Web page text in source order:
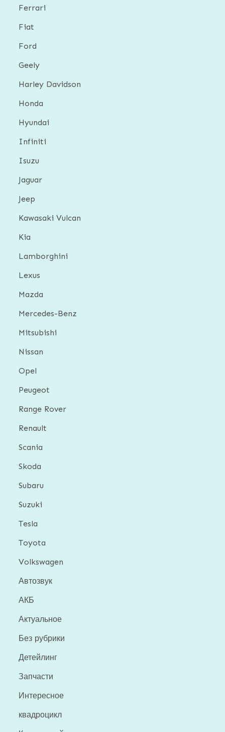
Ferrari
Fiat
Ford
Geely
Harley Davidson
Honda
Hyundai
Infiniti
Isuzu
Jaguar
Jeep
Kawasaki Vulcan
Kia
Lamborghini
Lexus
Mazda
Mercedes-Benz
Mitsubishi
Nissan
Opel
Peugeot
Range Rover
Renault
Scania
Skoda
Subaru
Suzuki
Tesla
Toyota
Volkswagen
Автозвук
АКБ
Актуальное
Без рубрики
Детейлинг
Запчасти
Интересное
квадроцикл